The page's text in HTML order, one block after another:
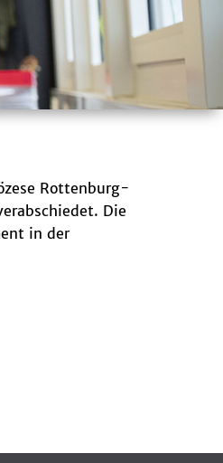
Rottenburg-
Die
in der